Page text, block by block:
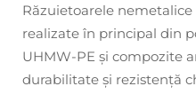
Răzuietoarele
realizate în principal din
UHMW-PE și compozite
durabilitate și rezistență